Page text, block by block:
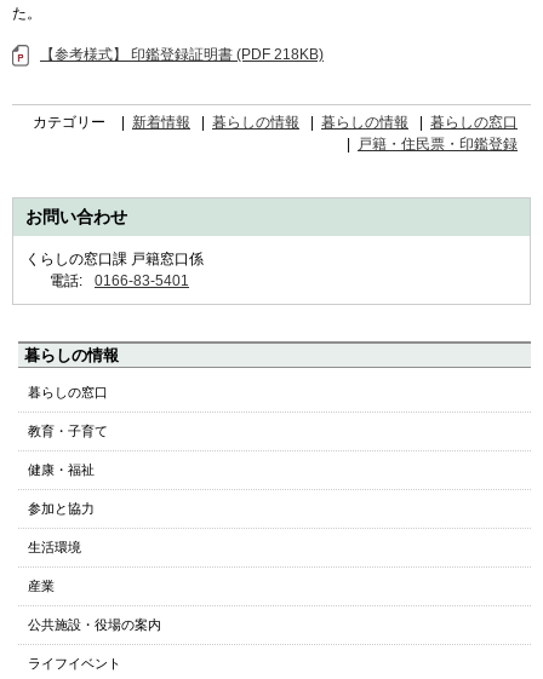
た。
【参考様式】 印鑑登録証明書 (PDF 218KB)
カテゴリー 新着情報 暮らしの情報 暮らしの情報
暮らしの窓口
戸籍・住民票・印鑑登録
お問い合わせ
くらしの窓口課 戸籍窓口係
電話:
0166-83-5401
ペ
ッ
本
メ
暮らしの情報
暮らしの窓口
教育・子育て
健康・福祉
参加と協力
生活環境
産業
公共施設・役場の案内
ライフイベント